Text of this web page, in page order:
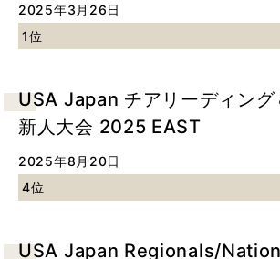
2025年3月26日
1位
USA Japan チアリーディング
新人大会 2025 EAST
2025年8月20日
4位
USA Japan Regionals/